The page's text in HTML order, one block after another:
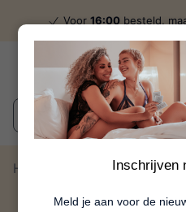
Inschrijven
Meld je aan voor de
Voor 16:00 besteld,
Wat zoek je?
Home Mia - Paars